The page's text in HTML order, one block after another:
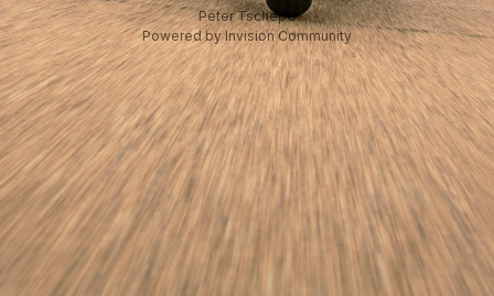
Peter Tschepe
Powered by Invision Community